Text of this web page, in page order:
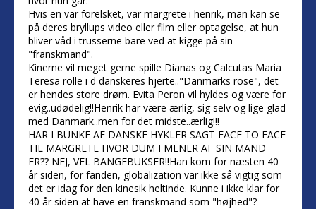
Hvis en var forelsket, var margrete i henrik, man kan se
på deres bryllups video eller film eller optagelse, at hun
bliver våd i trusserne bare ved at kigge på sin
"franskmand".
Kinerne vil meget gerne spille Dianas og Calcutas Maria
Teresa rolle i d danskeres hjerte.."Danmarks rose", det
er hendes store drøm. Evita Peron vil hyldes og være for
evig..udødelig!!Henrik har være ærlig, sig selv og lige glad
med Danmark..men for det midste..ærlig!!!
HAR I BUNKE AF DANSKE HYKLER SAGT FACE TO FACE
TIL MARGRETE HVOR DUM I MENER AF SIN MAND
ER?? NEJ, VEL BANGEBUKSER!!Han kom for næsten 40
år siden, for fanden, globalization var ikke så vigtig som
det er idag for den kinesik heltinde. Kunne i ikke klar for
40 år siden at have en franskmand som "højhed"?